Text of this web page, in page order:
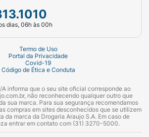
dias, 06h às 00h
Termo de Uso
Portal da Privacidade
Covid-19
Código de Ética e Conduta
A informa que o seu site oficial corresponde ao
não reconhecendo qualquer outro que
sua marca. Para sua segurança recomendamos
compras em sites desconhecidos que se utilizem
da marca da Drogaria Araujo S.A. Em caso de
entrar em contato com (31) 3270-5000.